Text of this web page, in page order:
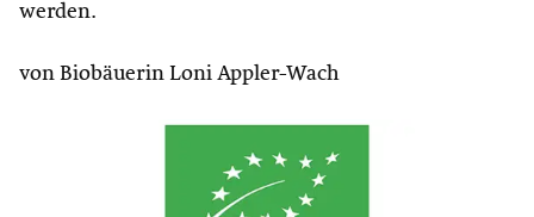
werden.
von Biobäuerin Loni Appler-Wach